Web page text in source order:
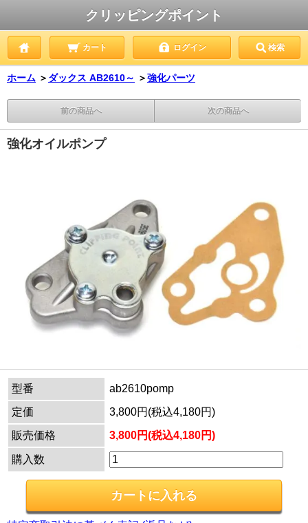
クリッピングポイント
カート ログイン 検索
ホーム ＞ ダックス AB2610～ ＞強化パーツ
前の商品へ 次の商品へ
強化オイルポンプ
型番
ab2610pomp
定価
3,800円(税込4,180円)
販売価格
3,800円(税込4,180円)
購入数